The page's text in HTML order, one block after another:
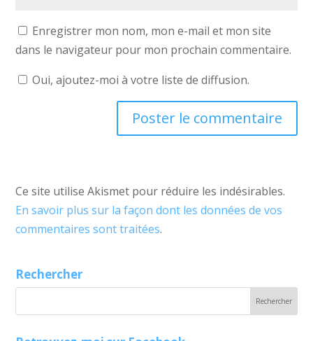
Enregistrer mon nom, mon e-mail et mon site
dans le navigateur pour mon prochain commentaire.
Oui, ajoutez-moi à votre liste de diffusion.
Ce site utilise Akismet pour réduire les indésirables.
En savoir plus sur la façon dont les données de vos
commentaires sont traitées.
Rechercher